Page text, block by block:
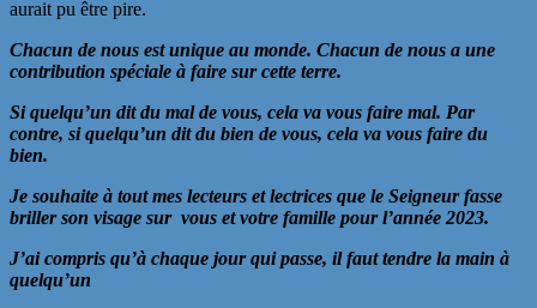
aurait pu être pire.
Chacun de nous est unique au monde. Chacun de nous a une
contribution spéciale à faire sur cette terre.
Si quelqu’un dit du mal de vous, cela va vous faire mal. Par
contre, si quelqu’un dit du bien de vous, cela va vous faire du
bien.
Je souhaite à tout mes lecteurs et lectrices que le Seigneur fasse
briller son visage sur vous et votre famille pour l’année 2023.
J’ai compris qu’à chaque jour qui passe, il faut tendre la main à
quelqu’un